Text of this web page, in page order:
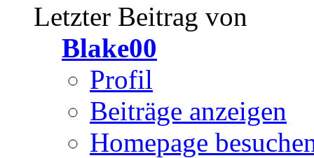
Letzter Beitrag von
Blake00
Profil
Beiträge anzeigen
Homepage